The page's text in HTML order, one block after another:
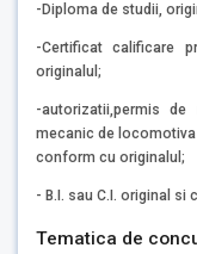
-Diploma de studii,
-Certificat calificare
originalul;
-autorizatii,permis
mecanic de
conform cu originalul;
- B.I. sau C.I. original si
Tematica de